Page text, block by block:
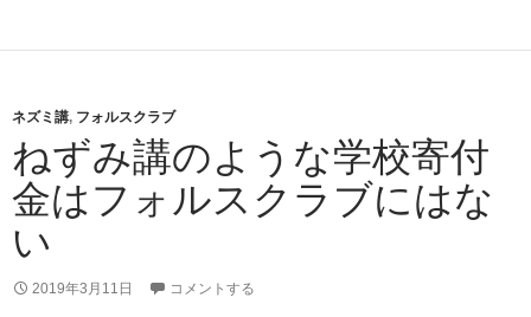
ネズミ講, フォルスクラブ
ねずみ講のような学校寄付
金はフォルスクラブにはな
い
2019年3月11日 コメントする